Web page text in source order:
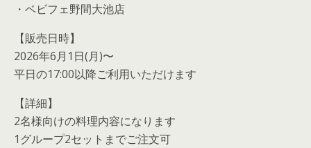
・ベビフェ野間大池店
【販売日時】
2026年6月1日(月)〜
平日の17:00以降ご利用いただけます
【詳細】
2名様向けの料理内容になります
1グループ2セットまでご注文可